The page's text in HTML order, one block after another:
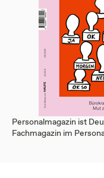
Personalmagazin ist
Fachmagazin im